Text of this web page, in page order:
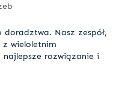
Nasz zespół,
z wieloletnim
rozwiązanie i